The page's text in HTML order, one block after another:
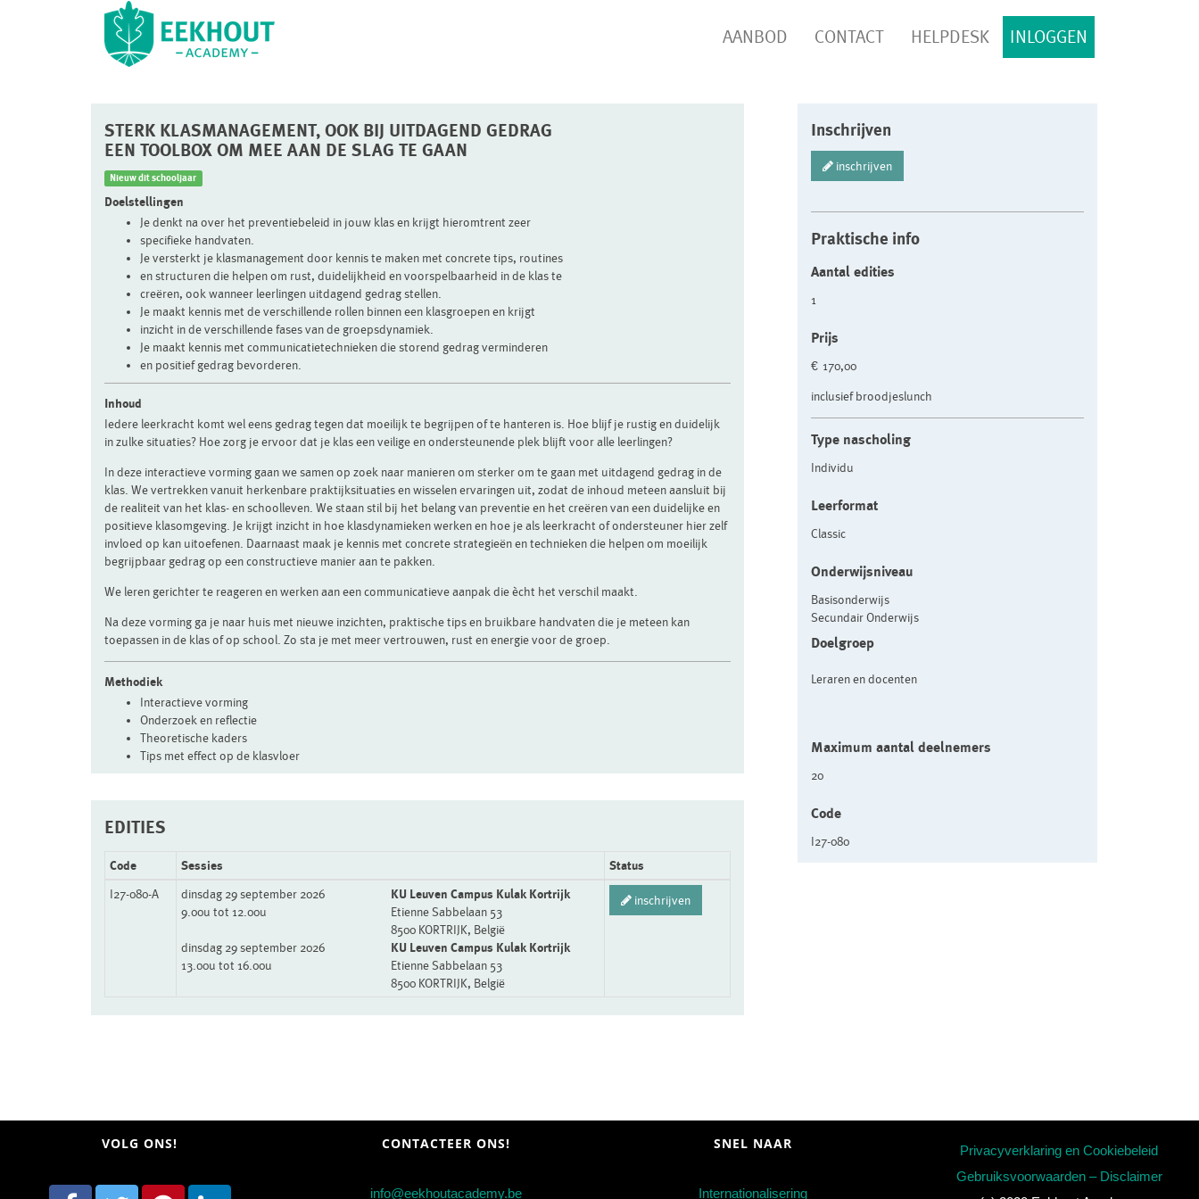
INLOGGEN
AANBOD CONTACT HELPDESK
STERK KLASMANAGEMENT, OOK BIJ UITDAGEND GEDRAG
EEN TOOLBOX OM MEE AAN DE SLAG TE GAAN
Nieuw dit schooljaar
Doelstellingen
Je denkt na over het preventiebeleid in jouw klas en krijgt hieromtrent zeer
specifieke handvaten.
Je versterkt je klasmanagement door kennis te maken met concrete tips, routines
en structuren die helpen om rust, duidelijkheid en voorspelbaarheid in de klas te
creëren, ook wanneer leerlingen uitdagend gedrag stellen.
Je maakt kennis met de verschillende rollen binnen een klasgroepen en krijgt
inzicht in de verschillende fases van de groepsdynamiek.
Je maakt kennis met communicatietechnieken die storend gedrag verminderen
en positief gedrag bevorderen.
Inhoud
Iedere leerkracht komt wel eens gedrag tegen dat moeilijk te begrijpen of te hanteren is. Hoe blijf je rustig en duidelijk
in zulke situaties? Hoe zorg je ervoor dat je klas een veilige en ondersteunende plek blijft voor alle leerlingen?
In deze interactieve vorming gaan we samen op zoek naar manieren om sterker om te gaan met uitdagend gedrag in de
klas. We vertrekken vanuit herkenbare praktijksituaties en wisselen ervaringen uit, zodat de inhoud meteen aansluit bij
de realiteit van het klas- en schoolleven. We staan stil bij het belang van preventie en het creëren van een duidelijke en
positieve klasomgeving. Je krijgt inzicht in hoe klasdynamieken werken en hoe je als leerkracht of ondersteuner hier zelf
invloed op kan uitoefenen. Daarnaast maak je kennis met concrete strategieën en technieken die helpen om moeilijk
begrijpbaar gedrag op een constructieve manier aan te pakken.
We leren gerichter te reageren en werken aan een communicatieve aanpak die ècht het verschil maakt.
Na deze vorming ga je naar huis met nieuwe inzichten, praktische tips en bruikbare handvaten die je meteen kan
toepassen in de klas of op school. Zo sta je met meer vertrouwen, rust en energie voor de groep.
Methodiek
Interactieve vorming
Onderzoek en reflectie
Theoretische kaders
Tips met effect op de klasvloer
EDITIES
Code Sessies
Status
I27-080-A
dinsdag 29 september 2026
9.00u tot 12.00u
KU Leuven Campus Kulak Kortrijk
Etienne Sabbelaan 53
8500 KORTRIJK, België
dinsdag 29 september 2026
13.00u tot 16.00u
KU Leuven Campus Kulak Kortrijk
Etienne Sabbelaan 53
8500 KORTRIJK, België
inschrijven
Inschrijven
inschrijven
Praktische info
Aantal edities
1
Prijs
€ 170,00
inclusief broodjeslunch
Type nascholing
Individu
Leerformat
Classic
Onderwijsniveau
Basisonderwijs
Secundair Onderwijs
Doelgroep
Leraren en docenten
Maximum aantal deelnemers
20
Code
I27-080
VOLG ONS! CONTACTEER ONS!
info@eekhoutacademy.be
SNEL NAAR
Internationalisering
Privacyverklaring en Cookiebeleid
Gebruiksvoorwaarden – Disclaimer